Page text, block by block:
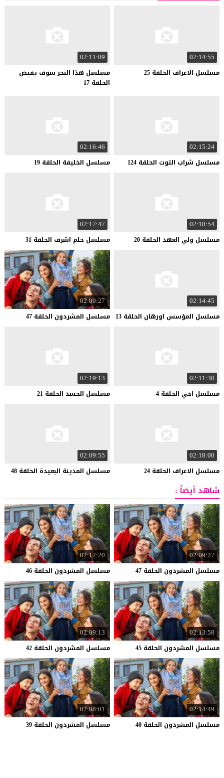
02:14:55
مسلسل الاعراف الحلقة 25
02:11:09
مسلسل هذا البحر سوف يفيض
الحلقة 17
02:15:24
مسلسل شراب التوت الحلقة 124
02:16:46
مسلسل الخليفة الحلقة 19
02:18:54
مسلسل ولي العهد الحلقة 20
02:17:47
مسلسل حلم اشرف الحلقة 31
02:14:45
مسلسل المؤسس اورهان الحلقة 13
02:09:27
مسلسل المشردون الحلقة 47
02:11:30
مسلسل اخي الحلقة 4
02:19:13
مسلسل الحسد الحلقة 21
02:18:00
مسلسل الاعراف الحلقة 24
02:09:55
مسلسل المدينة البعيدة الحلقة 48
شاهد أيضاً :
02:09:27
مسلسل المشردون الحلقة 47
02:17:20
مسلسل المشردون الحلقة 46
02:13:58
مسلسل المشردون الحلقة 45
02:09:13
مسلسل المشردون الحلقة 42
02:14:49
مسلسل المشردون الحلقة 40
02:08:01
مسلسل المشردون الحلقة 39